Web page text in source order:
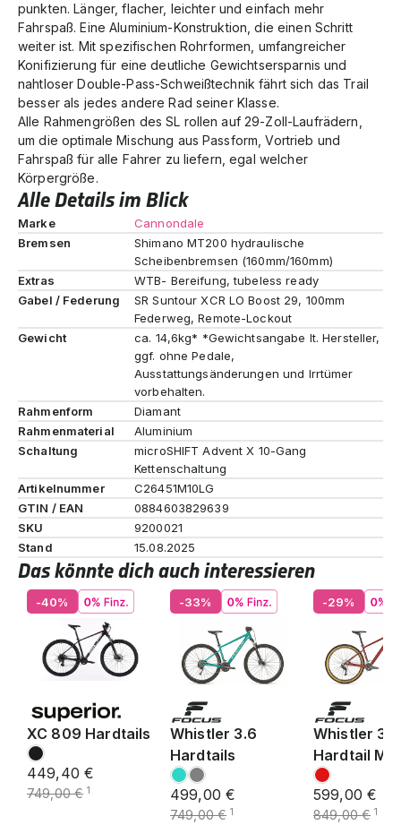
punkten. Länger, flacher, leichter und einfach mehr
Fahrspaß. Eine Aluminium-Konstruktion, die einen Schritt
weiter ist. Mit spezifischen Rohrformen, umfangreicher
Konifizierung für eine deutliche Gewichtsersparnis und
nahtloser Double-Pass-Schweißtechnik fährt sich das Trail
besser als jedes andere Rad seiner Klasse.
Alle Rahmengrößen des SL rollen auf 29-Zoll-Laufrädern,
um die optimale Mischung aus Passform, Vortrieb und
Fahrspaß für alle Fahrer zu liefern, egal welcher
Körpergröße.
Alle Details im Blick
Marke
Cannondale
Bremsen
Shimano MT200 hydraulische
Scheibenbremsen (160mm/160mm)
Extras
WTB- Bereifung, tubeless ready
Gabel / Federung
SR Suntour XCR LO Boost 29, 100mm
Federweg, Remote-Lockout
Gewicht
ca. 14,6kg* *Gewichtsangabe lt. Hersteller,
ggf. ohne Pedale,
Ausstattungsänderungen und Irrtümer
vorbehalten.
Rahmenform
Diamant
Rahmenmaterial
Aluminium
Schaltung
microSHIFT Advent X 10-Gang
Kettenschaltung
Artikelnummer
C26451M10LG
GTIN / EAN
0884603829639
SKU
9200021
Stand
15.08.2025
Das könnte dich auch interessieren
-40%
XC 809 Hardtails
449,40 €
749,00 € 1
-33%
Whistler 3.6
Hardtails
499,00 €
749,00 € 1
-29%
Whistler 3.7
Hardtail
599,00 €
849,00 € 1